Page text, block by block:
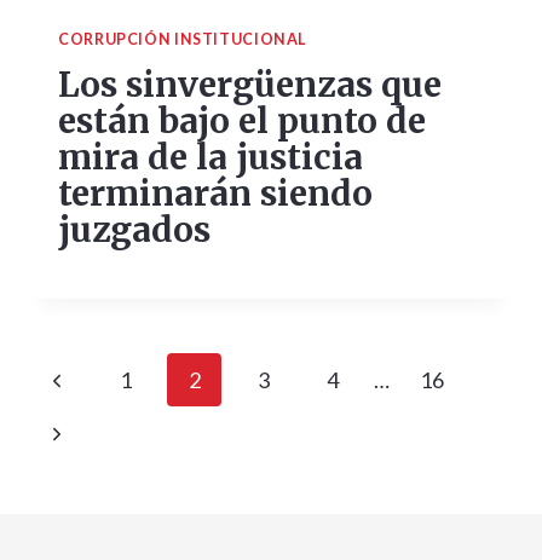
CORRUPCIÓN INSTITUCIONAL
Los sinvergüenzas que
están bajo el punto de
mira de la justicia
terminarán siendo
juzgados
Navegación
de
Página
anterior
1 2 3 4 …
16
Siguiente